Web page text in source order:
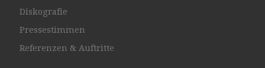
Diskografie
Pressestimmen
Referenzen & Auftritte